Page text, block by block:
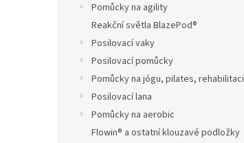
Pomůcky na agility
Reakční světla BlazePod®
Posilovací vaky
Posilovací pomůcky
Pomůcky na jógu, pilates, rehabilitaci
Posilovací lana
Pomůcky na aerobic
Flowin® a ostatní klouzavé podložky